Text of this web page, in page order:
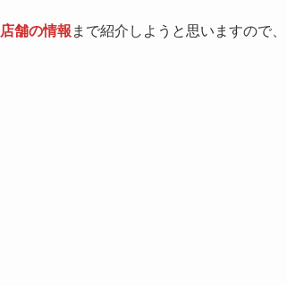
舗の情報まで紹介しようと思いますので、